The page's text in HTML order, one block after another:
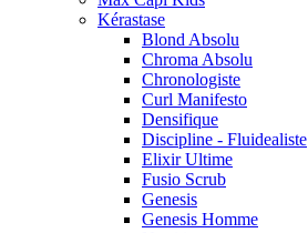
Kérastase
Blond Absolu
Chroma Absolu
Chronologiste
Curl Manifesto
Densifique
Discipline - Fluidealiste
Elixir Ultime
Fusio Scrub
Genesis
Genesis Homme